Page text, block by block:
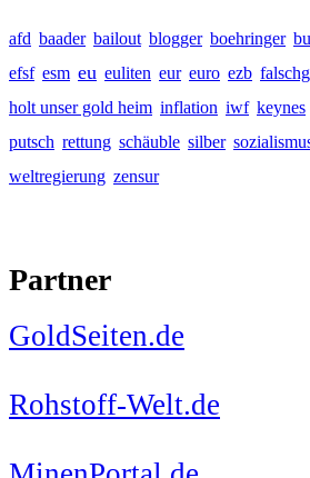
afd baader bailout blogger boehringer
efsf esm eu euliten eur euro ezb
holt unser gold heim inflation iwf keynes
putsch rettung schäuble silber
weltregierung zensur
Partner
GoldSeiten.de
Rohstoff-Welt.de